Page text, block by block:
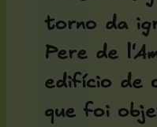
torno da
Pere de
edifício de
que foi